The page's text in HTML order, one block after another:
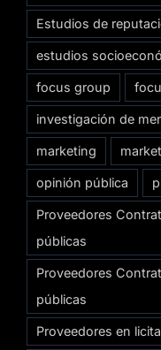
Estudios de
estudios
focus group
investigación de
marketing
opinión pública
Proveedores
públicas
Proveedores
públicas
Proveedores en